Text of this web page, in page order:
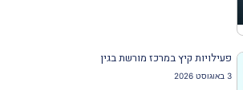
פעילויות קיץ במרכז מורשת בגין
3 באוגוסט 2026